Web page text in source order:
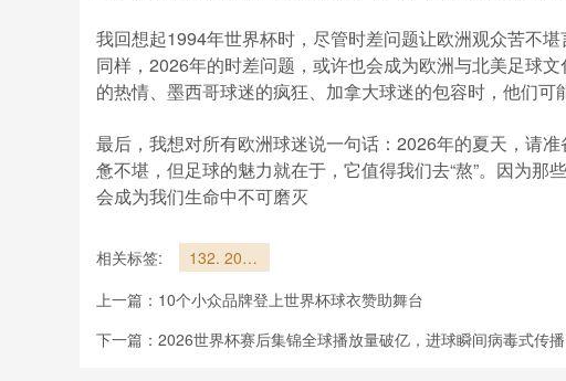
我回想起1994年世界杯时，尽管时差问题让欧洲观众苦不
同样，2026年的时差问题，或许也会成为欧洲与北美足球
的热情、墨西哥球迷的疯狂、加拿大球迷的包容时，他们可
最后，我想对所有欧洲球迷说一句话：2026年的夏天，请
惫不堪，但足球的魅力就在于，它值得我们去“熬”。因为
会成为我们生命中不可磨灭
相关标签:
132. 2026
杯东西海岸
对欧洲观众
上一篇： 10个小众品牌登上世界杯球衣赞助舞台
下一篇： 2026世界杯赛后集锦全球播放量破亿，进球瞬间病毒式传播